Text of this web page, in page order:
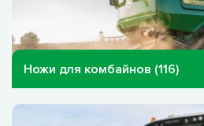
Ножи для комбайнов (116)